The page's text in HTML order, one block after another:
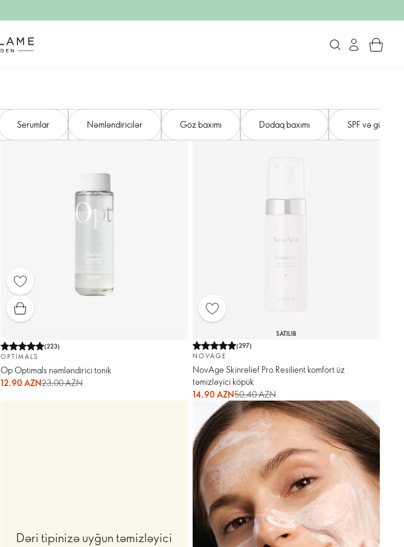
Serumlar Nəmləndiricilər Göz baxımı Dodaq baxımı SPF və günəşə
(223)
OPTIMALS
Op Optimals nəmləndirici tonik
12,90 AZN23,00 AZN
SATILIB
(297)
NOVAGE
NovAge Skinrelief Pro Resilient komfort üz
təmizləyici köpük
14,90 AZN50,40 AZN
Dəri tipinizə uyğun təmizləyici